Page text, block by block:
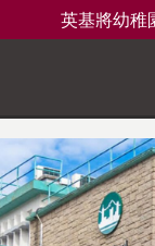
英基將幼稚